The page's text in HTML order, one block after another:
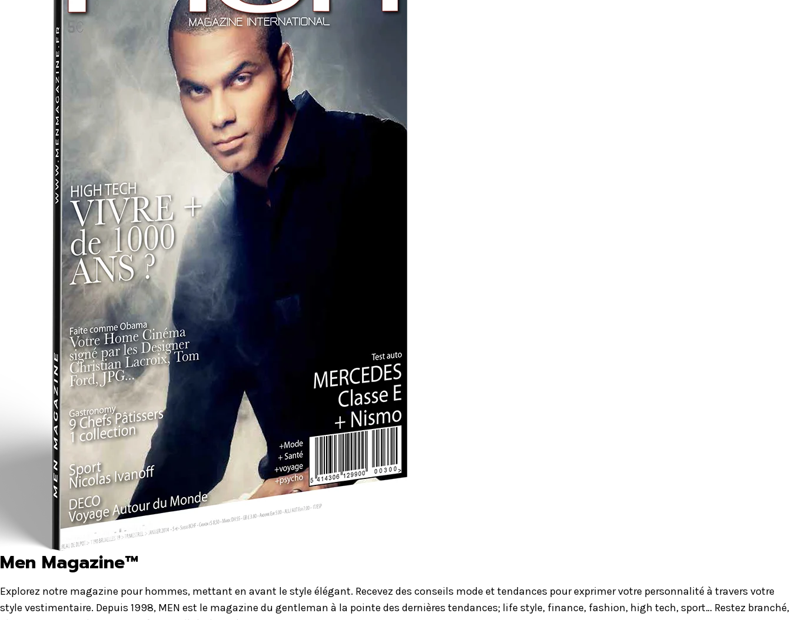
Men Magazine™
Explorez notre magazine pour hommes, mettant en avant le style élégant. Recevez des conseils mode et tendances pour exprimer votre personnalité à travers votre
style vestimentaire. Depuis 1998, MEN est le magazine du gentleman à la pointe des dernières tendances; life style, finance, fashion, high tech, sport… Restez branché,